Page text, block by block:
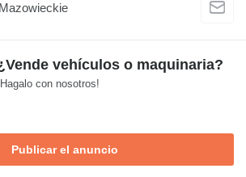
vehículos o maquinaria?
con nosotros!
Publicar el anuncio